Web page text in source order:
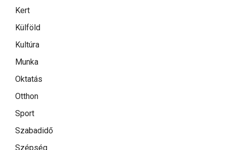
Kert
Külföld
Kultúra
Munka
Oktatás
Otthon
Sport
Szabadidő
Szépség